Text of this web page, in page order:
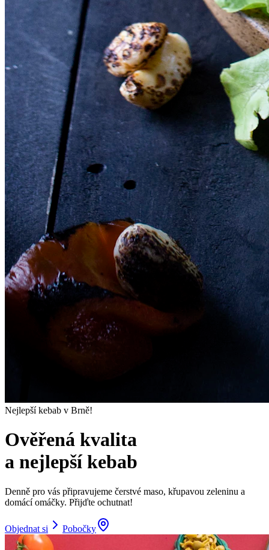
Nejlepší kebab v Brně!
Ověřená kvalita
a nejlepší kebab
Denně pro vás připravujeme čerstvé maso, křupavou zeleninu a
domácí omáčky. Přijďte ochutnat!
Objednat si Pobočky